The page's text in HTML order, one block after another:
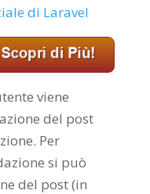
di Laravel
viene
del post
Per
si può
del post (in